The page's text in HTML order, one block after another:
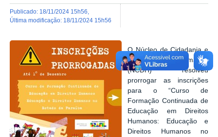
publicado: 18/11/2024 15h56
última modificação: 18/11/2024 15h56
O Núcleo de Cidadania e
Direitos Humanos
(NCDH) resolveu
prorrogar as inscrições
para o “Curso de
Formação Continuada de
Educação em Direitos
Humanos: Educação e
Direitos Humanos no